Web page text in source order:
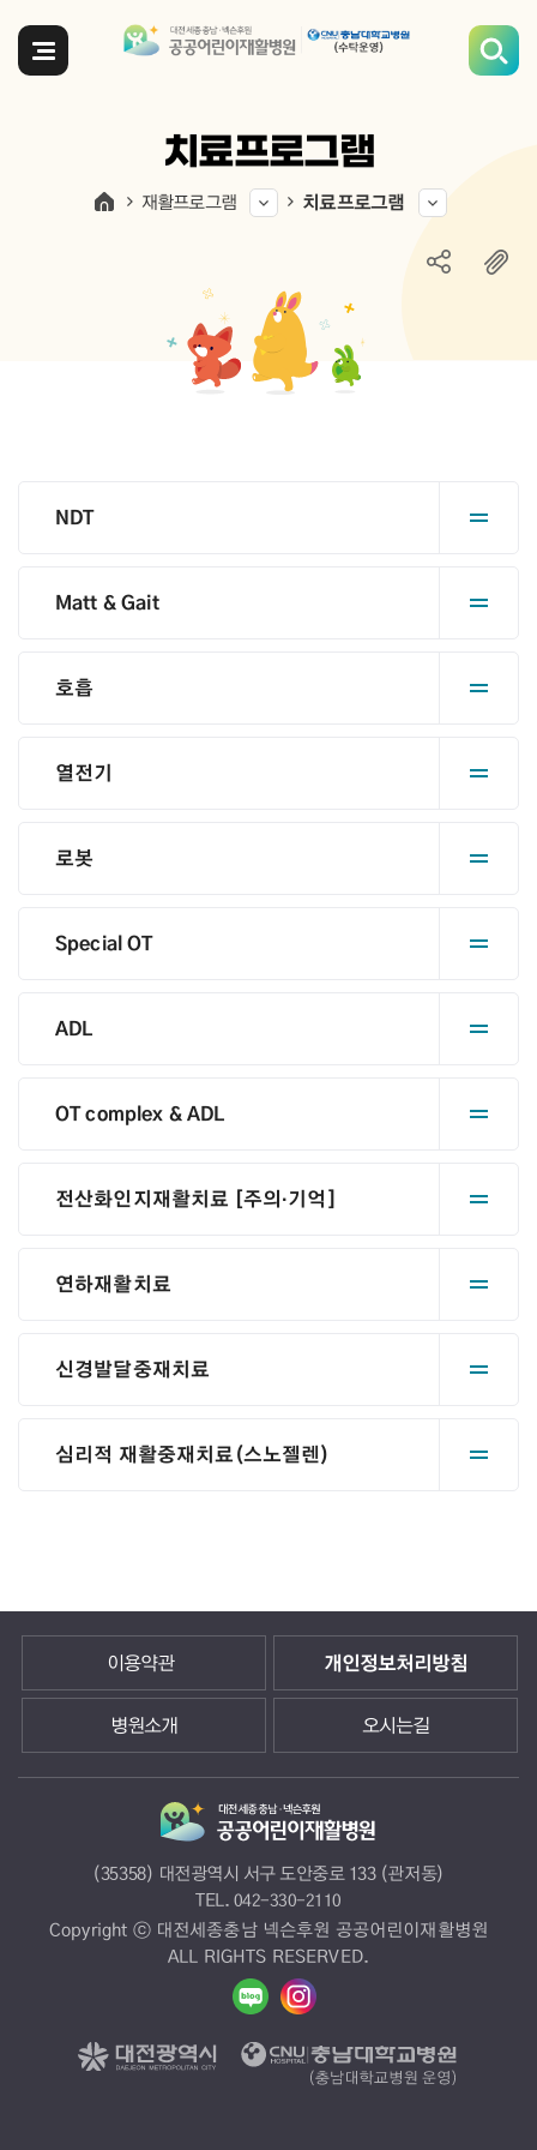
전체메뉴
치료프로그램
재활프로그램 치료프로그램
NDT
Matt & Gait
호흡
열전기
로봇
Special OT
ADL
OT complex & ADL
전산화인지재활치료 [주의·기억]
연하재활치료
신경발달중재치료
심리적 재활중재치료(스노젤렌)
이용약관 개인정보처리방침
병원소개 오시는길
(35358) 대전광역시 서구 도안중로 133 (관저동)
TEL. 042-330-2110
Copyright ⓒ 대전세종충남 넥슨후원 공공어린이재활병원
ALL RIGHTS RESERVED.